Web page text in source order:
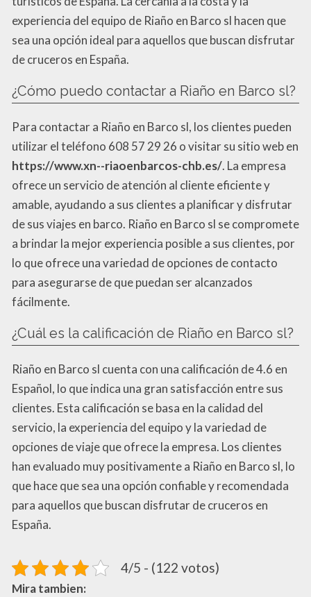
experiencia del equipo de Riaño en Barco sl hacen que
sea una opción ideal para aquellos que buscan disfrutar
de cruceros en España.
¿Cómo puedo contactar a Riaño en Barco sl?
Para contactar a Riaño en Barco sl, los clientes pueden
utilizar el teléfono 608 57 29 26 o visitar su sitio web en
https://www.xn--riaoenbarcos-chb.es/. La empresa
ofrece un servicio de atención al cliente eficiente y
amable, ayudando a sus clientes a planificar y disfrutar
de sus viajes en barco. Riaño en Barco sl se compromete
a brindar la mejor experiencia posible a sus clientes, por
lo que ofrece una variedad de opciones de contacto
para asegurarse de que puedan ser alcanzados
fácilmente.
¿Cuál es la calificación de Riaño en Barco sl?
Riaño en Barco sl cuenta con una calificación de 4.6 en
Español, lo que indica una gran satisfacción entre sus
clientes. Esta calificación se basa en la calidad del
servicio, la experiencia del equipo y la variedad de
opciones de viaje que ofrece la empresa. Los clientes
han evaluado muy positivamente a Riaño en Barco sl, lo
que hace que sea una opción confiable y recomendada
para aquellos que buscan disfrutar de cruceros en
España.
4/5 - (122 votos)
Mira tambien: